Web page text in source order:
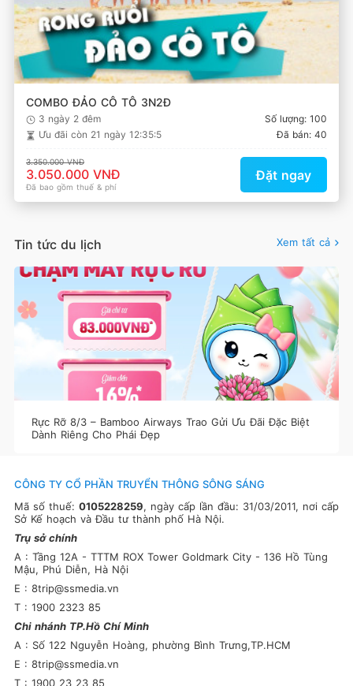
COMBO ĐẢO CÔ TÔ 3N2Đ
3 ngày 2 đêm
Số lượng: 100
Ưu đãi còn 21 ngày 12:35:4 Đã bán: 40
3.350.000 VNĐ
3.050.000 VNĐ
Đã bao gồm thuế & phí
Đặt ngay
Tin tức du lịch Xem tất cả
Rực Rỡ 8/3 – Bamboo Airways Trao Gửi Ưu Đãi Đặc Biệt
Dành Riêng Cho Phái Đẹp
CÔNG TY CỔ PHẦN TRUYỂN THÔNG SÔNG SÁNG
Mã số thuế: 0105228259, ngày cấp lần đầu: 31/03/2011, nơi cấp
Sở Kế hoạch và Đầu tư thành phố Hà Nội.
Trụ sở chính
A : Tầng 12A - TTTM ROX Tower Goldmark City - 136 Hồ Tùng
Mậu, Phú Diễn, Hà Nội
E : 8trip@ssmedia.vn
T : 1900 2323 85
Chi nhánh TP.Hồ Chí Minh
A : Số 122 Nguyễn Hoàng, phường Bình Trưng,TP.HCM
E : 8trip@ssmedia.vn
T : 1900 23 23 85